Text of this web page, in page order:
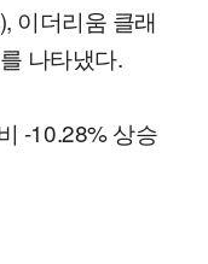
이더리움 클래
나타냈다.
-10.28% 상승